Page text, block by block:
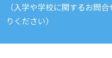
（入学や学校に関するお問
りください）